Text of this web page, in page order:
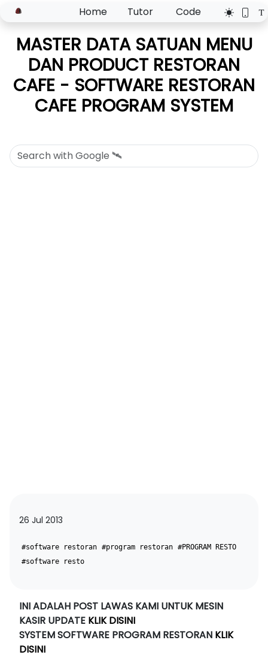
Home Tutor Code
MASTER DATA SATUAN MENU
DAN PRODUCT RESTORAN
CAFE - SOFTWARE RESTORAN
CAFE PROGRAM SYSTEM
26 Jul 2013
#software restoran #program restoran #PROGRAM RESTO
#software resto
INI ADALAH POST LAWAS KAMI UNTUK MESIN
KASIR UPDATE KLIK DISINI
SYSTEM SOFTWARE PROGRAM RESTORAN KLIK
DISINI